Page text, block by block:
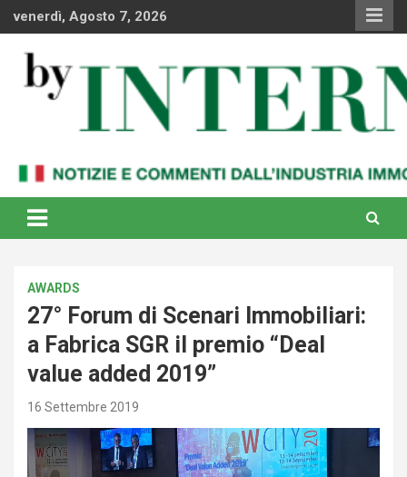
venerdì, Agosto 7, 2026
By Internews
internazionale
AWARDS
27° Forum di Scenari Immobiliari:
a Fabrica SGR il premio “Deal
value added 2019”
16 Settembre 2019